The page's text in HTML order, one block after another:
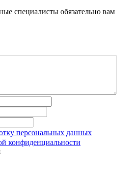
специалисты обязательно вам
персональных данных
конфиденциальности